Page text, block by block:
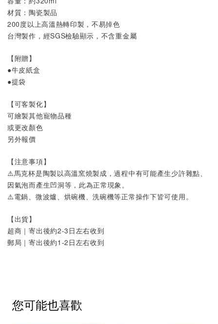
材質：陶瓷製品
200度以上高溫熱轉印製，不易掉色
台灣製作，經SGS檢驗顯示，不含重金屬
【附贈】
●牛皮紙盒
●提袋
【可客製化】
可繪製其他寵物品種
或更改顏色
另外報價
【注意事項】
⚠️馬克杯是陶製以高溫窯燒製成，過程中有可能產生少許雜點、
因氣泡而產生凹洞等，此為正常現象。
⚠️電鍋、微波爐、烘碗機、洗碗機等正常操作下皆可使用。
【出貨】
超商｜寄出後約2-3日左右收到
郵局｜寄出後約1-2日左右收到
您可能也喜歡